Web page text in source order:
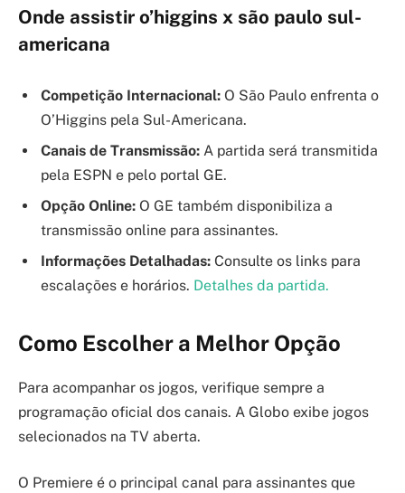
Onde assistir o’higgins x são paulo sul-
americana
Competição Internacional: O São Paulo enfrenta o
O’Higgins pela Sul-Americana.
Canais de Transmissão: A partida será transmitida
pela ESPN e pelo portal GE.
Opção Online: O GE também disponibiliza a
transmissão online para assinantes.
Informações Detalhadas: Consulte os links para
escalações e horários. Detalhes da partida.
Como Escolher a Melhor Opção
Para acompanhar os jogos, verifique sempre a
programação oficial dos canais. A Globo exibe jogos
selecionados na TV aberta.
O Premiere é o principal canal para assinantes que